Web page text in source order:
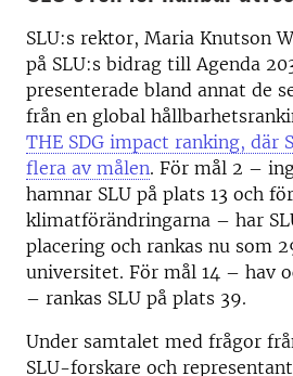
SLU:s rektor, Maria Knutson
på SLU:s bidrag till Agenda
presenterade bland annat de
från en global
THE SDG impact ranking, där
flera av målen. För mål 2 –
hamnar SLU på plats 13 och
klimatförändringarna – har
placering och rankas nu som
universitet. För mål 14 – hav
– rankas SLU på plats 39.
Under samtalet med frågor
SLU-forskare och